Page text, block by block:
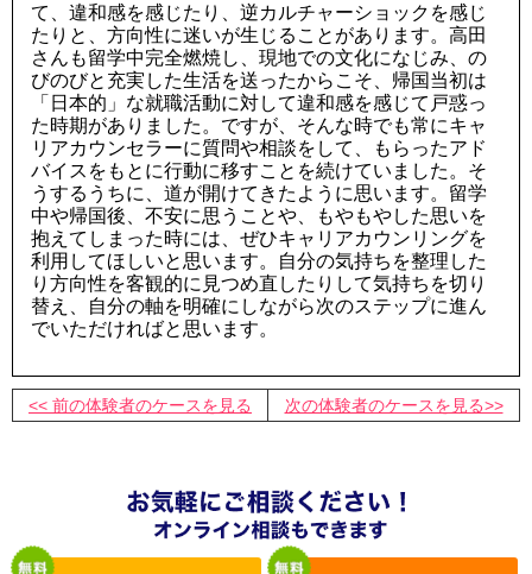
て、違和感を感じたり、逆カルチャーショックを感じ
たりと、方向性に迷いが生じることがあります。高田
さんも留学中完全燃焼し、現地での文化になじみ、の
びのびと充実した生活を送ったからこそ、帰国当初は
「日本的」な就職活動に対して違和感を感じて戸惑っ
た時期がありました。ですが、そんな時でも常にキャ
リアカウンセラーに質問や相談をして、もらったアド
バイスをもとに行動に移すことを続けていました。そ
うするうちに、道が開けてきたように思います。留学
中や帰国後、不安に思うことや、もやもやした思いを
抱えてしまった時には、ぜひキャリアカウンリングを
利用してほしいと思います。自分の気持ちを整理した
り方向性を客観的に見つめ直したりして気持ちを切り
替え、自分の軸を明確にしながら次のステップに進ん
でいただければと思います。
<< 前の体験者のケースを見る 次の体験者のケースを見る>>